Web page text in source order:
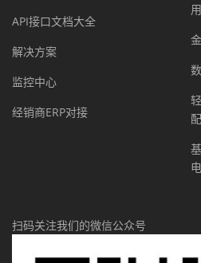
API接口文档大全
解决方案
监控中心
经销商ERP对接
扫码关注我们的微信公众号